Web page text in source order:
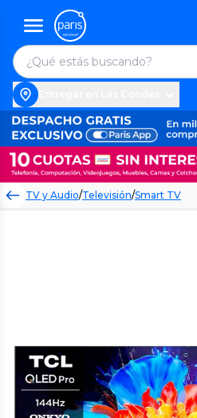
TV y Audio/Televisión/Smart TV